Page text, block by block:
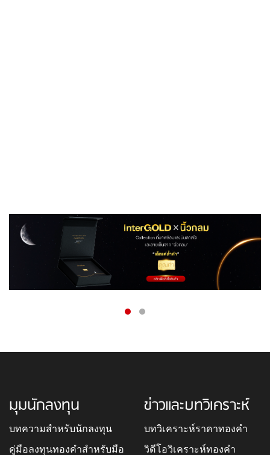
มุมนักลงทุน
บทความสำหรับนักลงทุน
คู่มือลงทุนทองคำสำหรับมือ
ข่าวและบทวิเคราะห์
บทวิเคราะห์ราคาทองคำ
วิดีโอวิเคราะห์ทองคำ